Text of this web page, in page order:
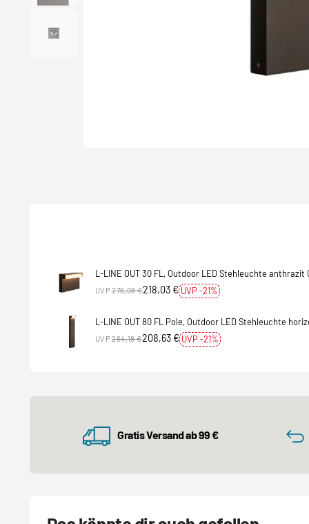
L-LINE OUT 30 FL, Outdoor LED Stehleuchte
218,03 € UVP -21%
UVP 276,08 €
L-LINE OUT 80 FL Pole, Outdoor LED Stehleuchte
3000/4000K208,63 € UVP -21%
UVP 264,18 €
Gratis Versand ab 99 €